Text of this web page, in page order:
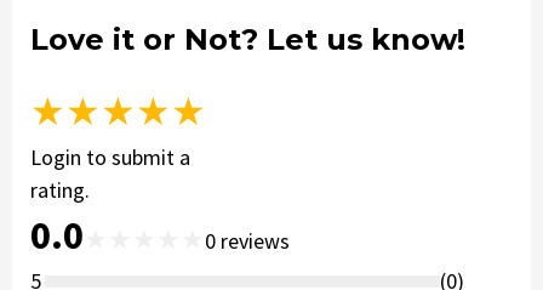
Love it or Not? Let us know!
★★★★★
Login to submit a
rating.
0.0 0 reviews
5
(0)